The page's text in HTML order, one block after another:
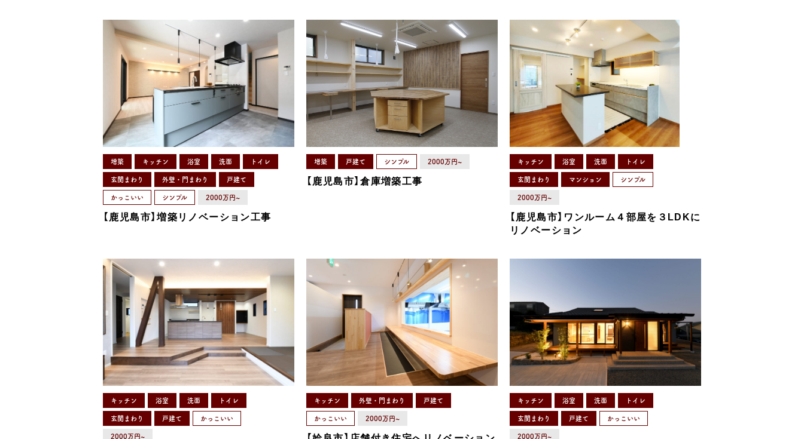
増築 キッチン 浴室 洗面 トイレ
玄関まわり 外壁・門まわり 戸建て
かっこいい シンプル 2000万円~
【鹿児島市】増築リノベーション工事
増築 戸建て シンプル 2000万円~
【鹿児島市】倉庫増築工事
キッチン 浴室 洗面 トイレ
玄関まわり マンション シンプル
2000万円~
【鹿児島市】ワンルーム４部屋を３LDKに
リノベーション
キッチン 浴室 洗面 トイレ
玄関まわり 戸建て かっこいい
2000万円~
キッチン 外壁・門まわり 戸建て
かっこいい 2000万円~
キッチン 浴室 洗面 トイレ
玄関まわり 戸建て かっこいい
2000万円~